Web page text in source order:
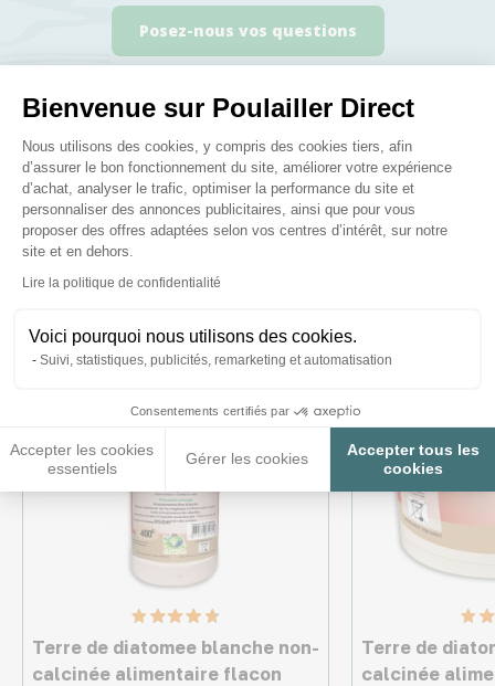
Bienvenue sur Poulailler Direct
Plateforme de Gestion du
Nous utilisons des cookies, y compris des cookies tiers, afin
d’assurer le bon fonctionnement du site, améliorer votre expérience
d’achat, analyser le trafic, optimiser la performance du site et
personnaliser des annonces publicitaires, ainsi que pour vous
proposer des offres adaptées selon vos centres d’intérêt, sur notre
site et en dehors.
Lire la politique de confidentialité
Voici pourquoi nous utilisons des cookies.
Suivi, statistiques, publicités, remarketing et automatisation
Consentements certifiés par
Accepter les cookies
essentiels
Gérer les cookies
Accepter tous les
cookies
Axeptio consent
Posez-nous vos questions
Ces produits peuvent vous
intéresser
Terre de diatomee blanche non-
calcinée alimentaire flacon
Terre de
calcinée